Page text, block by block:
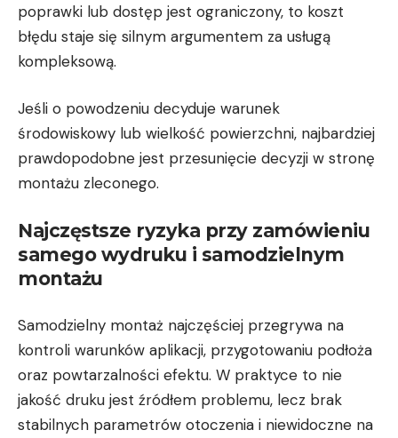
poprawki lub dostęp jest ograniczony, to koszt
błędu staje się silnym argumentem za usługą
kompleksową.
Jeśli o powodzeniu decyduje warunek
środowiskowy lub wielkość powierzchni, najbardziej
prawdopodobne jest przesunięcie decyzji w stronę
montażu zleconego.
Najczęstsze ryzyka przy zamówieniu
samego wydruku i samodzielnym
montażu
Samodzielny montaż najczęściej przegrywa na
kontroli warunków aplikacji, przygotowaniu podłoża
oraz powtarzalności efektu. W praktyce to nie
jakość druku jest źródłem problemu, lecz brak
stabilnych parametrów otoczenia i niewidoczne na